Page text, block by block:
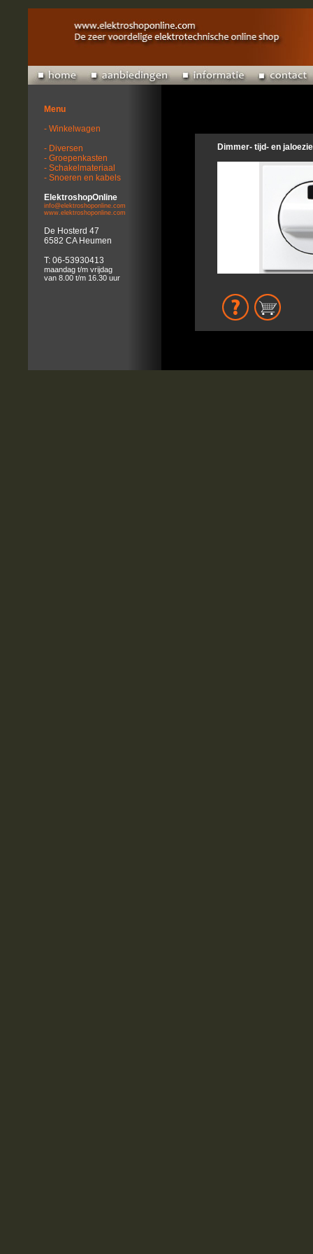
Menu
- Winkelwagen
- Diversen
- Groepenkasten
- Schakelmateriaal
- Snoeren en kabels
ElektroshopOnline
info@elektroshoponline.com
www.elektroshoponline.com
De Hosterd 47
6582 CA Heumen
T: 06-53930413
maandag t/m vrijdag
van 8.00 t/m 16.30 uur
Dimmer- tijd- en